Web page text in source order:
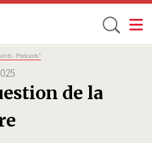
Toggle
- Podcasts”
de la